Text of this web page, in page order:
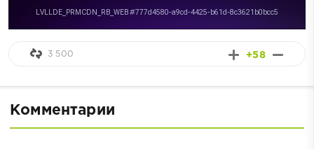
+58
3 500
Комментарии